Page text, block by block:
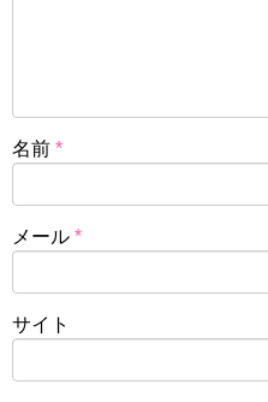
名前 *
メール *
サイト